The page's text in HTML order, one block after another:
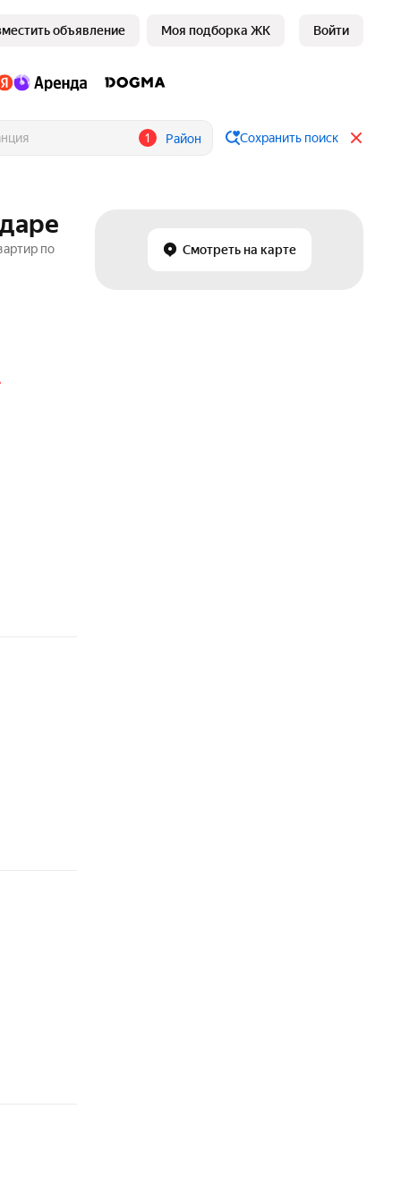
объявление Моя подборка ЖК Войти
1 Район Сохранить поиск
Смотреть на карте
по